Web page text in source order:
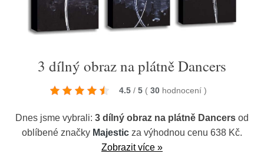
3 dílný obraz na plátně Dancers
4.5 / 5 ( 30 hodnocení )
Dnes jsme vybrali: 3 dílný obraz na plátně Dancers od
oblíbené značky Majestic za výhodnou cenu 638 Kč.
Zobrazit více »